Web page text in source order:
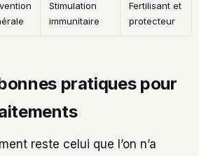
Stimulation
immunitaire
Fertilisant et
protecteur
pratiques pour
reste celui que l’on n’a